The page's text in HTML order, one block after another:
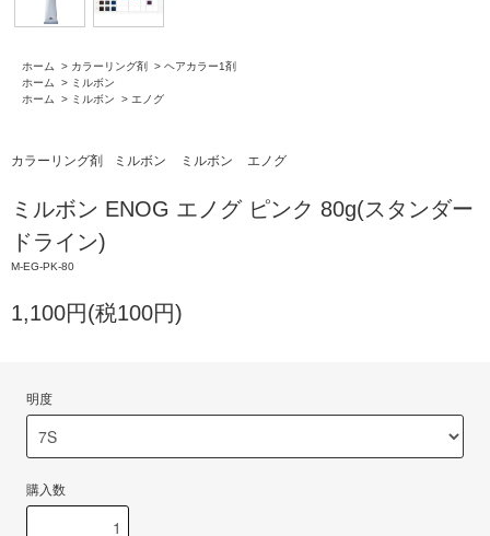
ホーム > カラーリング剤 > ヘアカラー1剤
ホーム
> ミルボン
ホーム
> ミルボン > エノグ
カラーリング剤 ミルボン ミルボン エノグ
ミルボン ENOG エノグ ピンク 80g(スタンダー
ドライン)
M-EG-PK-80
1,100円(税100円)
明度
購入数